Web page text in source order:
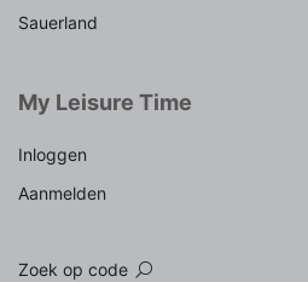
Sauerland
My Leisure Time
Inloggen
Aanmelden
Zoek op code